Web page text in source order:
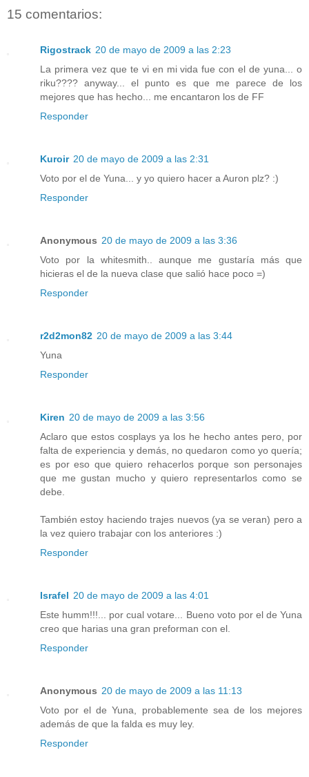
15 comentarios:
Rigostrack 20 de mayo de 2009 a las 2:23
La primera vez que te vi en mi vida fue con el de yuna... o
riku???? anyway... el punto es que me parece de los
mejores que has hecho... me encantaron los de FF
Responder
Kuroir 20 de mayo de 2009 a las 2:31
Voto por el de Yuna... y yo quiero hacer a Auron plz? :)
Responder
Anonymous 20 de mayo de 2009 a las 3:36
Voto por la whitesmith.. aunque me gustaría más que
hicieras el de la nueva clase que salió hace poco =)
Responder
r2d2mon82 20 de mayo de 2009 a las 3:44
Yuna
Responder
Kiren 20 de mayo de 2009 a las 3:56
Aclaro que estos cosplays ya los he hecho antes pero, por
falta de experiencia y demás, no quedaron como yo quería;
es por eso que quiero rehacerlos porque son personajes
que me gustan mucho y quiero representarlos como se
debe.
También estoy haciendo trajes nuevos (ya se veran) pero a
la vez quiero trabajar con los anteriores :)
Responder
Israfel 20 de mayo de 2009 a las 4:01
Este humm!!!... por cual votare... Bueno voto por el de Yuna
creo que harias una gran preforman con el.
Responder
Anonymous 20 de mayo de 2009 a las 11:13
Voto por el de Yuna, probablemente sea de los mejores
además de que la falda es muy ley.
Responder